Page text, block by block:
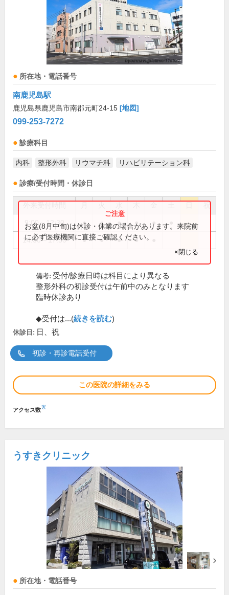
所在地・電話番号
南鹿児島駅
鹿児島県鹿児島市南郡元町24-15 [地図]
099-253-7272
診療科目
内科 整形外科 リウマチ科 リハビリテーション科
診療/受付時間・休診日
祝
9:00～12:30 ● ● ● ● ●
14:30～17:30 ● ● ● ●
お盆(8月中旬)は休診・休業の場合があります。来院前
に必ず医療機関に直接ご確認ください。
×閉じる
備考: 受付/診療日時は科目により異なる
整形外科の初診受付は午前中のみとなります
臨時休診あり
◆受付は...(続きを読む)
休診日: 日、祝
初診・再診電話受付
この医院の詳細をみる
アクセス数※
うすきクリニック
所在地・電話番号